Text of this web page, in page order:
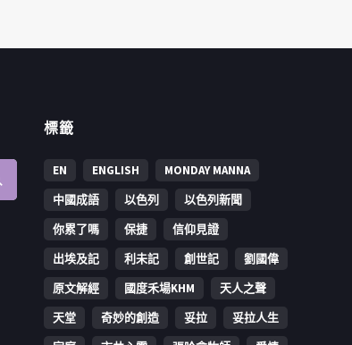
標籤
EN ENGLISH
MONDAY MANNA
中國成語
以色列
以色列新聞
你累了嗎
保捷
信仰見證
出埃及記
利未記 創世記
劉國偉
原文解經
國度禾場KHM
天人之聲
天堂
奇妙的創造 妥拉
妥拉人生